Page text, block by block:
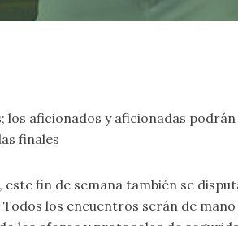
los aficionados y aficionadas
finales
fin de semana también se
los encuentros serán de